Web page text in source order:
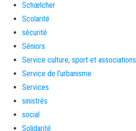
Schœlcher
Scolarité
sécurité
Séniors
Service culture, sport et associations
Service de l'urbanisme
Services
sinistrés
social
Solidarité